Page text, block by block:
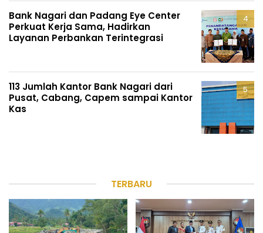
Bank Nagari dan Padang Eye Center
Perkuat Kerja Sama, Hadirkan
Layanan Perbankan Terintegrasi
113 Jumlah Kantor Bank Nagari dari
Pusat, Cabang, Capem sampai Kantor
Kas
TERBARU